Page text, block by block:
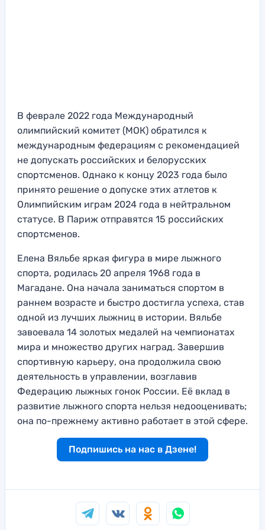
В феврале 2022 года Международный
олимпийский комитет (МОК) обратился к
международным федерациям с рекомендацией
не допускать российских и белорусских
спортсменов. Однако к концу 2023 года было
принято решение о допуске этих атлетов к
Олимпийским играм 2024 года в нейтральном
статусе. В Париж отправятся 15 российских
спортсменов.
Елена Вяльбе яркая фигура в мире лыжного
спорта, родилась 20 апреля 1968 года в
Магадане. Она начала заниматься спортом в
раннем возрасте и быстро достигла успеха, став
одной из лучших лыжниц в истории. Вяльбе
завоевала 14 золотых медалей на чемпионатах
мира и множество других наград. Завершив
спортивную карьеру, она продолжила свою
деятельность в управлении, возглавив
Федерацию лыжных гонок России. Её вклад в
развитие лыжного спорта нельзя недооценивать;
она по-прежнему активно работает в этой сфере.
Подпишись на нас в Дзене!